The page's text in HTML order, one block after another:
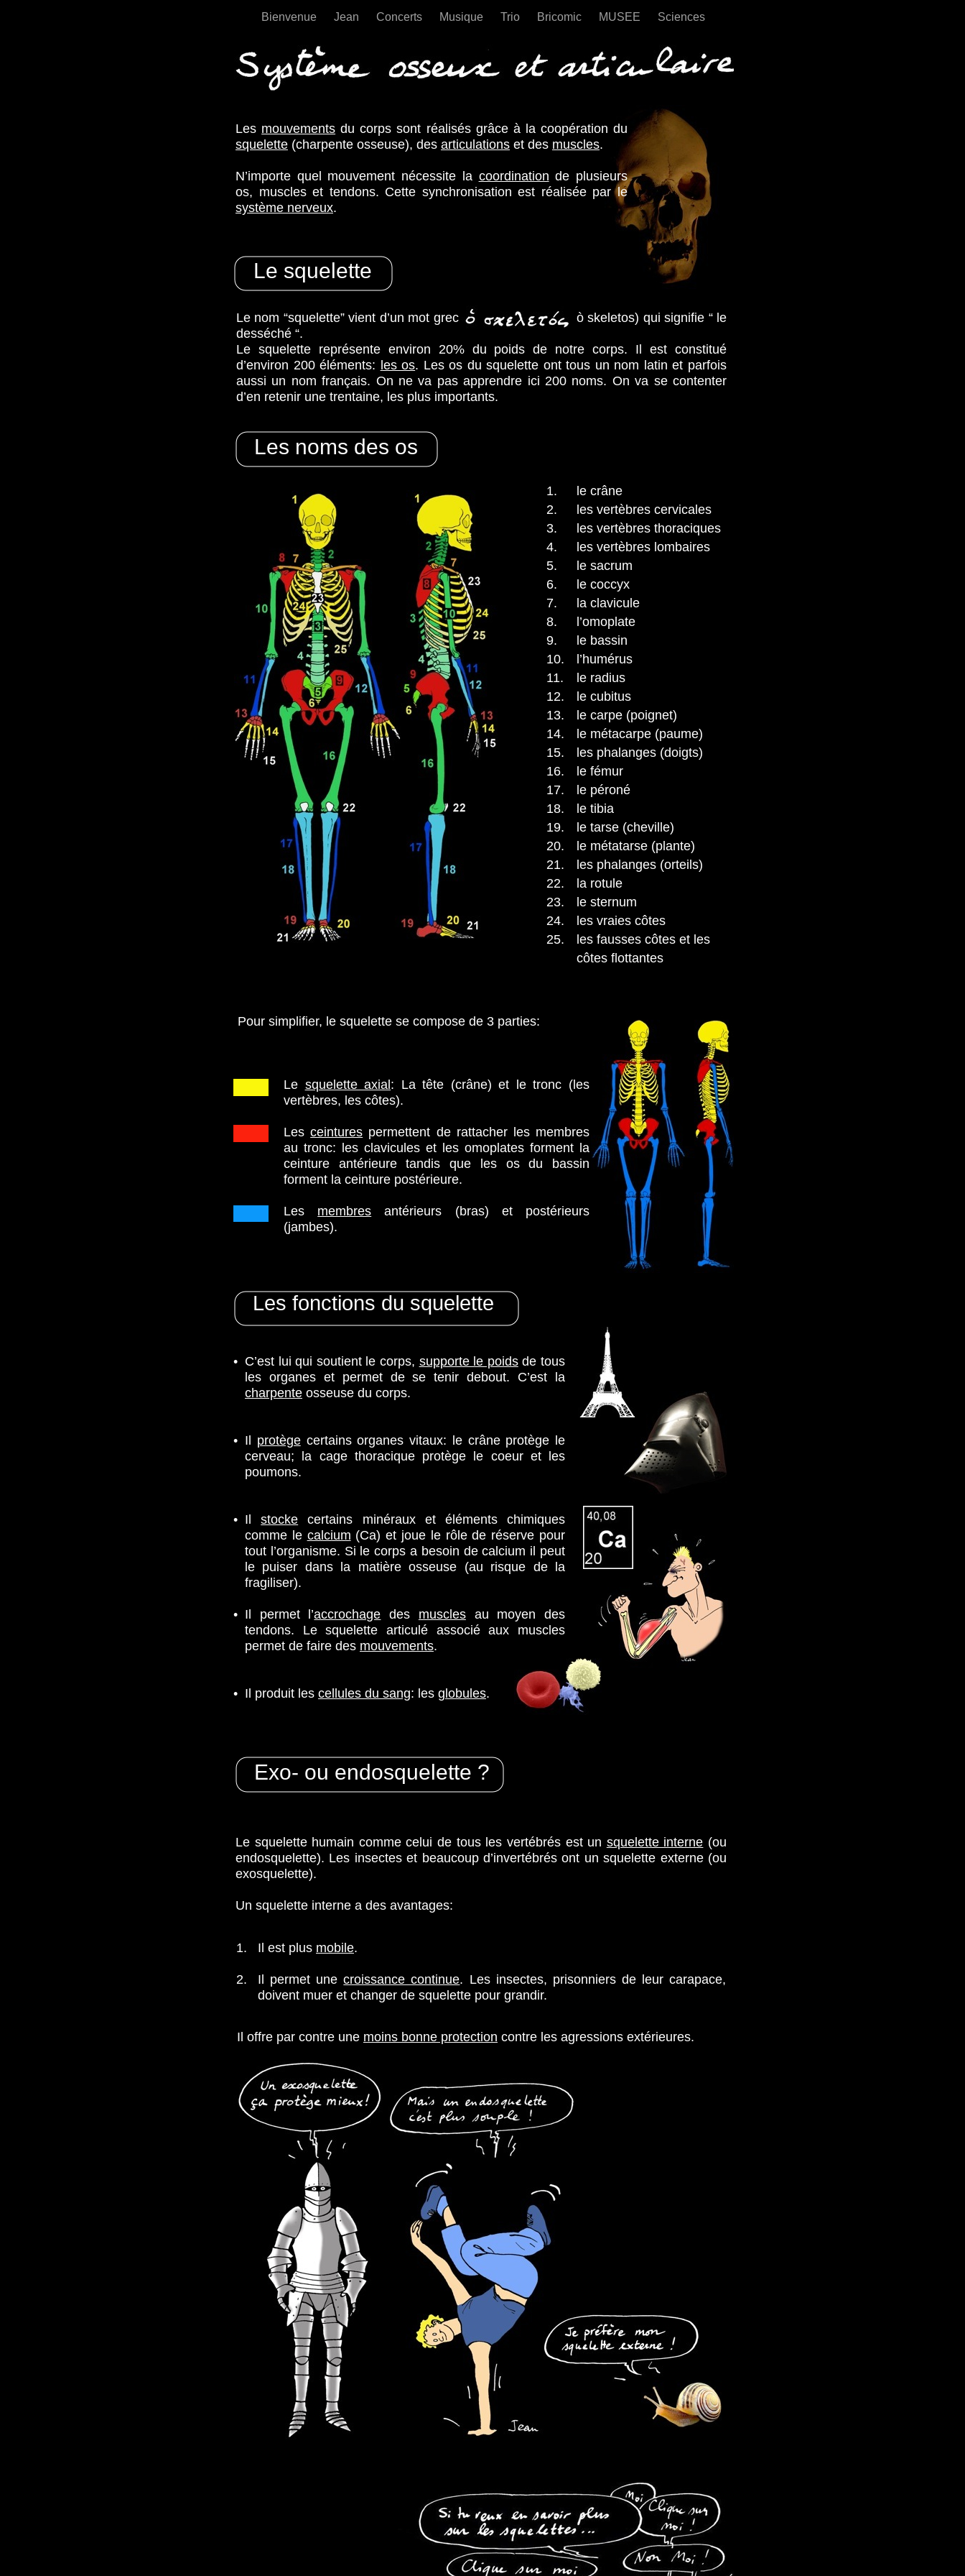
Bienvenue Jean Concerts Musique Trio Bricomic MUSEE Sciences
Le système locomoteur
Le nom “squelette” vient d’un mot grec ( ò skeletos) qui signifie “ le
desséché “.
Le squelette représente environ 20% du poids de notre corps. Il est constitué
d’environ 200 éléments: les os. Les os du squelette ont tous un nom latin et parfois
aussi un nom français. On ne va pas apprendre ici 200 noms. On va se contenter
d’en retenir une trentaine, les plus importants.
Le squelette
Les mouvements du corps sont réalisés grâce à la coopération du
squelette (charpente osseuse), des articulations et des muscles.
N’importe quel mouvement nécessite la coordination de plusieurs
os, muscles et tendons. Cette synchronisation est réalisée par le
système nerveux.
Les noms des os
Pour simplifier, le squelette se compose de 3 parties:
Les fonctions du squelette
C’est lui qui soutient le corps, supporte le poidsde tous
les organes et permet de se tenir debout. C’est la
charpente osseuse du corps.
Il protègecertains organes vitaux: le crâne protège le
cerveau; la cage thoracique protège le coeur et les
poumons.
Ilstocke certains minéraux et éléments chimiques
comme le calcium (Ca) et joue le rôle de réserve pour
tout l’organisme. Si le corps a besoin de calcium il peut
le puiser dans la matière osseuse (au risque de la
fragiliser).
Il permet l’accrochage des musclesau moyen des
tendons. Le squelette articulé associé aux muscles
permet de faire des mouvements.
Il produit les cellules du sang: les globules.
Le squelette axial : La tête (crâne) et le tronc (les
vertèbres, les côtes).
Lesceintures permettent de rattacher les membres
au tronc: les clavicules et les omoplates forment la
ceinture antérieure tandis que les os du bassin
forment la ceinture postérieure.
Les membres antérieurs (bras) et postérieurs
(jambes).
Il est plus mobile.
Il permet unecroissance continue. Les insectes, prisonniers de leur carapace,
doivent muer et changer de squelette pour grandir.
Il offre par contre une moins bonne protection contre les agressions extérieures.
1.
2.
Le squelette humain comme celui de tous les vertébrés est un squelette interne (ou
endosquelette). Les insectes et beaucoup d’invertébrés ont un squelette externe (ou
exosquelette).
Un squelette interne a des avantages:
1.
2.
3.
4.
5.
6.
7.
8.
9.
10.
11.
12.
13.
14.
15.
16.
17.
18.
19.
20.
21.
22.
23.
24.
25.
le crâne
les vertèbres cervicales
les vertèbres thoraciques
les vertèbres lombaires
le sacrum
le coccyx
la clavicule
l’omoplate
le bassin
l’humérus
le radius
le cubitus
le carpe (poignet)
le métacarpe (paume)
les phalanges (doigts)
le fémur
le péroné
le tibia
le tarse (cheville)
le métatarse (plante)
les phalanges (orteils)
la rotule
le sternum
les vraies côtes
les fausses côtes et les
côtes flottantes
•
•
•
•
•
Exo- ou endosquelette ?